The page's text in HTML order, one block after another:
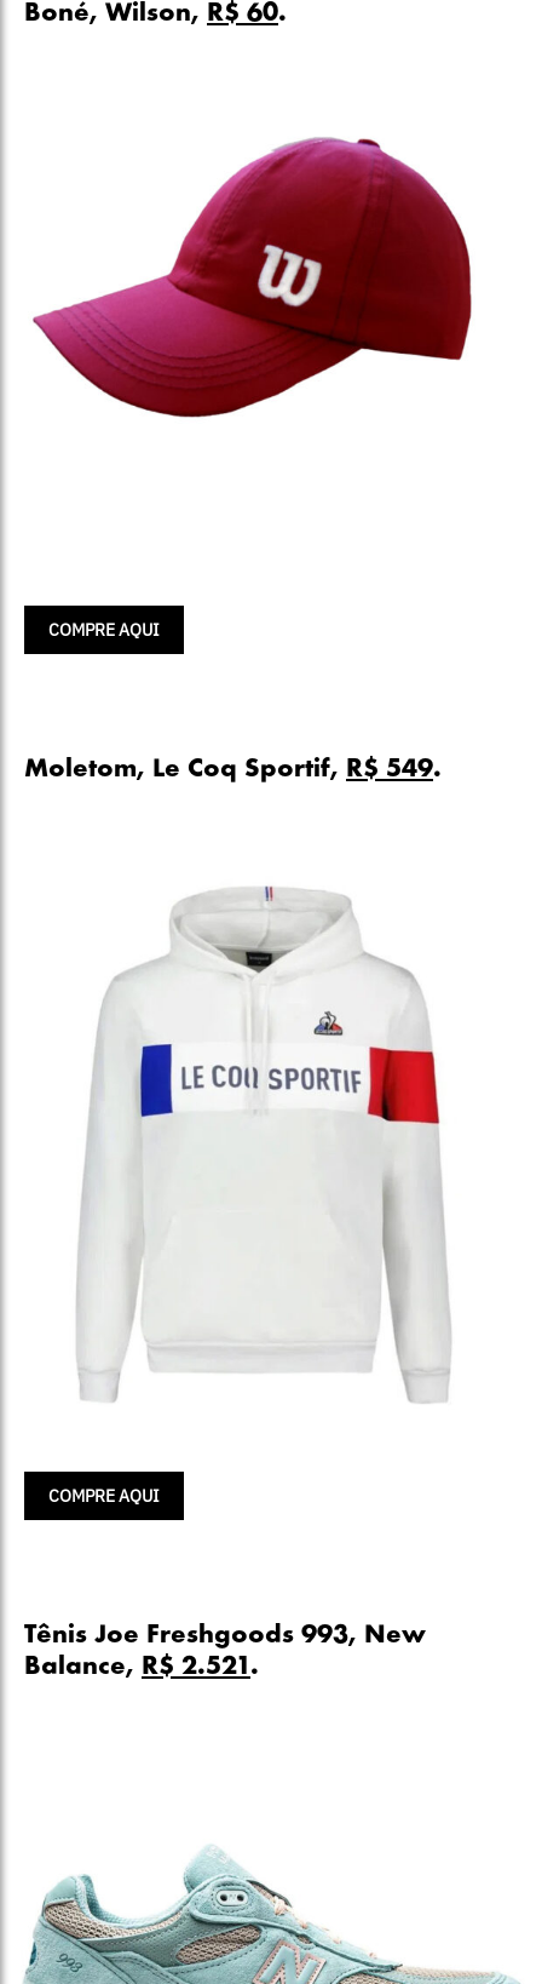
Boné, Wilson, R$ 60.
COMPRE AQUI
Moletom, Le Coq Sportif, R$ 549.
COMPRE AQUI
Tênis Joe Freshgoods 993, New
Balance, R$ 2.521 .